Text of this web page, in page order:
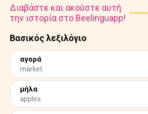
Βασικός λεξιλόγιο
αγορά
market
μήλα
apples
Διαβάστε και ακούστε αυτή
την ιστορία στο Beelinguapp!